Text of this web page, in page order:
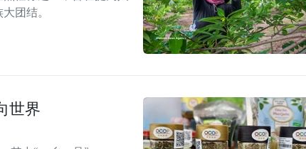
团结。
世界